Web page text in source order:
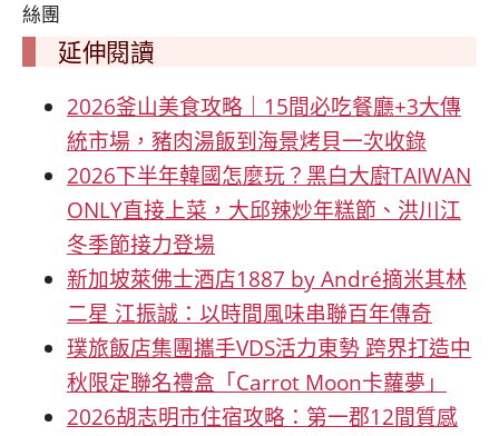
絲團
延伸閱讀
2026釜山美食攻略｜15間必吃餐廳+3大傳
統市場，豬肉湯飯到海景烤貝一次收錄
2026下半年韓國怎麼玩？黑白大廚TAIWAN
ONLY直接上菜，大邱辣炒年糕節、洪川江
冬季節接力登場
新加坡萊佛士酒店1887 by André摘米其林
二星 江振誠：以時間風味串聯百年傳奇
璞旅飯店集團攜手VDS活力東勢 跨界打造中
秋限定聯名禮盒「Carrot Moon卡蘿夢」
2026胡志明市住宿攻略：第一郡12間質感